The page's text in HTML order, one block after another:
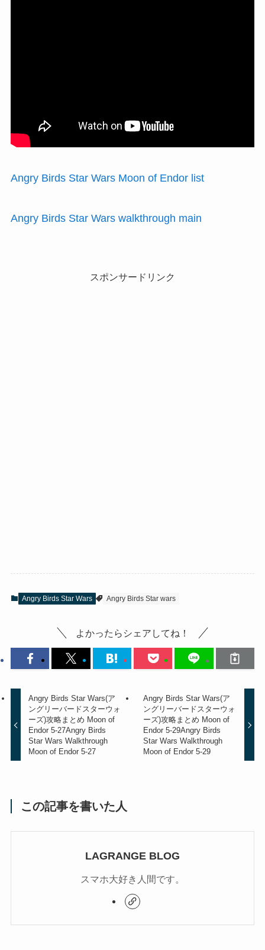
Angry Birds Star Wars Moon of Endor list
Angry Birds Star Wars walkthrough main
スポンサードリンク
Angry Birds Star Wars Angry Birds Star wars
よかったらシェアしてね！
Angry Birds Star Wars(ア
ングリーバードスターウォ
ーズ)攻略まとめ Moon of
Endor 5-27Angry Birds
Star Wars Walkthrough
Moon of Endor 5-27
Angry Birds Star Wars(ア
ングリーバードスターウォ
ーズ)攻略まとめ Moon of
Endor 5-29Angry Birds
Star Wars Walkthrough
Moon of Endor 5-29
この記事を書いた人
LAGRANGE BLOG
スマホ大好き人間です。